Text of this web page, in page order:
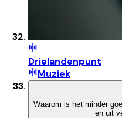
Drielandenpunt
Muziek
Waarom is het minder
en uit